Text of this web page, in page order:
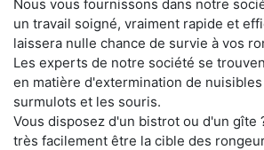
Nous vous fournissons dans notre
un travail soigné, vraiment rapide et
laissera nulle chance de survie à vos
Les experts de notre société se
en matière d'extermination de
surmulots et les souris.
Vous disposez d'un bistrot ou d'un gîte
très facilement être la cible des